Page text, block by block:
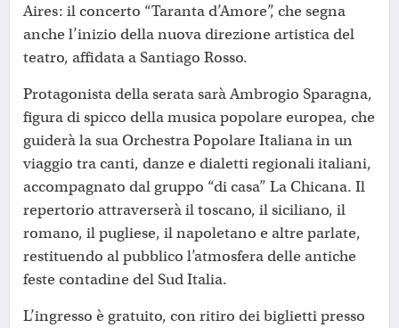
Aires: il concerto “Taranta d’Amore”, che segna
anche l’inizio della nuova direzione artistica del
teatro, affidata a Santiago Rosso.
Protagonista della serata sarà Ambrogio Sparagna,
figura di spicco della musica popolare europea, che
guiderà la sua Orchestra Popolare Italiana in un
viaggio tra canti, danze e dialetti regionali italiani,
accompagnato dal gruppo “di casa” La Chicana. Il
repertorio attraverserà il toscano, il siciliano, il
romano, il pugliese, il napoletano e altre parlate,
restituendo al pubblico l’atmosfera delle antiche
feste contadine del Sud Italia.
L’ingresso è gratuito, con ritiro dei biglietti presso